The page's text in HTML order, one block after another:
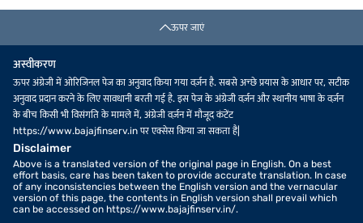
ऊपर जाएं
अस्वीकरण
ऊपर अंग्रेजी में ओरिजिनल पेज का अनुवाद किया गया वर्ज़न है. सबसे अच्छे प्रयास के आधार पर, सटीक
अनुवाद प्रदान करने के लिए सावधानी बरती गई है. इस पेज के अंग्रेजी वर्ज़न और स्थानीय भाषा के वर्ज़न
के बीच किसी भी विसंगति के मामले में, अंग्रेजी वर्ज़न में मौजूद कंटेंट
https://www.bajajfinserv.in पर एक्सेस किया जा सकता है|
Disclaimer
Above is a translated version of the original page in English. On a best
effort basis, care has been taken to provide accurate translation. In case
of any inconsistencies between the English version and the vernacular
version of this page, the contents in English version shall prevail which
can be accessed on https://www.bajajfinserv.in/.